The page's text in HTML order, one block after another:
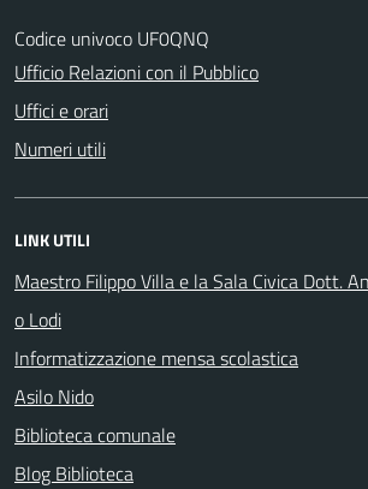
Codice univoco UF0QNQ
Ufficio Relazioni con il Pubblico
Uffici e orari
Numeri utili
LINK UTILI
Maestro Filippo Villa e la Sala Civica Dott.
o Lodi
Informatizzazione mensa scolastica
Asilo Nido
Biblioteca comunale
Blog Biblioteca